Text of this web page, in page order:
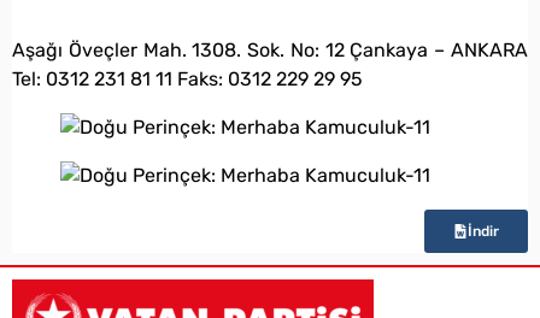
Aşağı Öveçler Mah. 1308. Sok. No: 12 Çankaya – ANKARA
Tel: 0312 231 81 11 Faks: 0312 229 29 95
İndir